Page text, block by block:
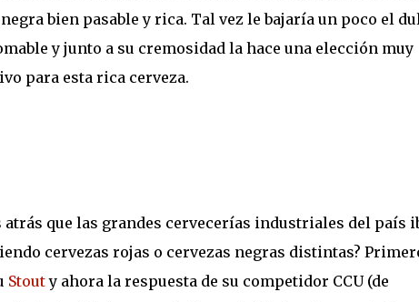
bien pasable y rica. Tal vez le bajaría un poco el
y junto a su cremosidad la hace una elección muy
para esta rica cerveza.
atrás que las grandes cervecerías industriales del país
cervezas rojas o cervezas negras distintas?
Stouty ahora la respuesta de su competidor CCU (de